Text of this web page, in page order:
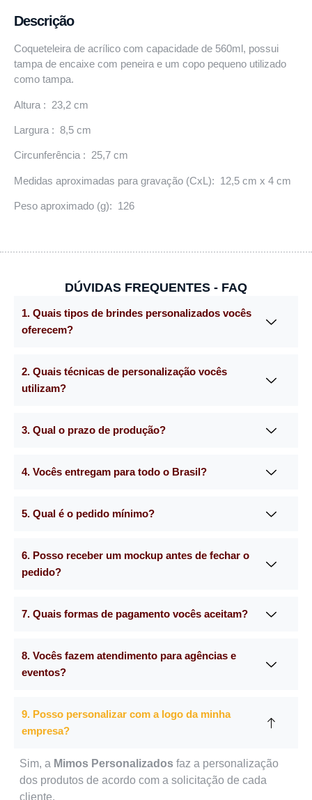
Descrição
Coqueteleira de acrílico com capacidade de 560ml, possui
tampa de encaixe com peneira e um copo pequeno utilizado
como tampa.
Altura : 23,2 cm
Largura : 8,5 cm
Circunferência : 25,7 cm
Medidas aproximadas para gravação (CxL): 12,5 cm x 4 cm
Peso aproximado (g): 126
DÚVIDAS FREQUENTES - FAQ
1. Quais tipos de brindes personalizados vocês
oferecem?
2. Quais técnicas de personalização vocês
utilizam?
3. Qual o prazo de produção?
4. Vocês entregam para todo o Brasil?
5. Qual é o pedido mínimo?
6. Posso receber um mockup antes de fechar o
pedido?
7. Quais formas de pagamento vocês aceitam?
8. Vocês fazem atendimento para agências e
eventos?
9. Posso personalizar com a logo da minha
empresa?
Sim, a Mimos Personalizados faz a personalização
dos produtos de acordo com a solicitação de cada
cliente.